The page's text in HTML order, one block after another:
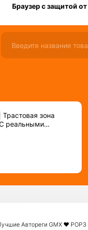
Браузер с защитой
зона
С реальными
Автореги GMX ♥